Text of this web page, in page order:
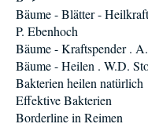
Bäume - Blätter -
P. Ebenhoch
Bäume - Kraftspender .
Bäume - Heilen . W.D.
Bakterien heilen natürlich
Effektive Bakterien
Borderline in Reimen